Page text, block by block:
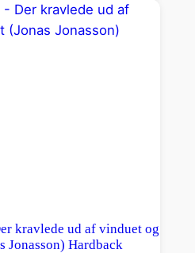
kravlede ud af vinduet og
Jonasson) Hardback